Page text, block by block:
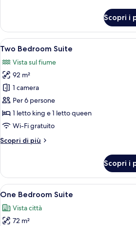
Studio
Scopri i
Apri
tutte
le
foto
per
Two
Bedroom
Suite
9
Two Bedroom Suite
Vista sul fiume
92 m²
1 camera
Per 6 persone
1 letto king e 1 letto queen
Wi-Fi gratuito
Scopri di più
Altri
Bedroom
Suite
Scopri i
Apri
tutte
le
foto
Una
6
One Bedroom Suite
Vista città
72 m²